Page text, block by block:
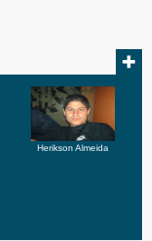
Herikson Almeida